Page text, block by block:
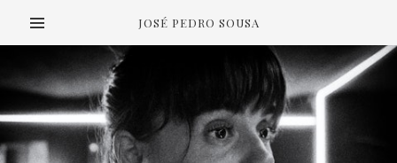
JOSÉ PEDRO SOUSA